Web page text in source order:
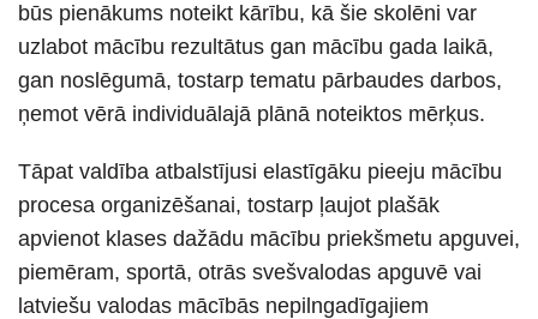
būs pienākums noteikt kārību, kā šie skolēni var
uzlabot mācību rezultātus gan mācību gada laikā,
gan noslēgumā, tostarp tematu pārbaudes darbos,
ņemot vērā individuālajā plānā noteiktos mērķus.
Tāpat valdība atbalstījusi elastīgāku pieeju mācību
procesa organizēšanai, tostarp ļaujot plašāk
apvienot klases dažādu mācību priekšmetu apguvei,
piemēram, sportā, otrās svešvalodas apguvē vai
latviešu valodas mācībās nepilngadīgajiem